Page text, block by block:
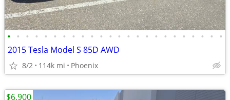
• • • • • • • • • • • • • • • • • • • • • • • •
2015 Tesla Model S 85D AWD
8/2 114k mi Phoenix
$6,900